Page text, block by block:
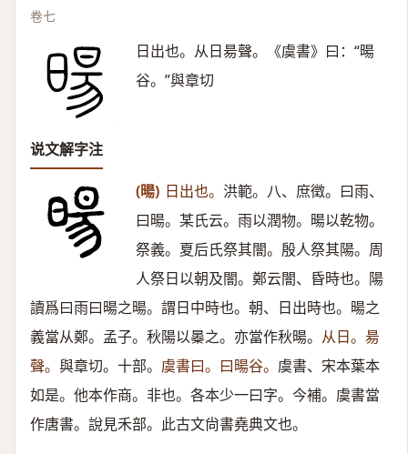
卷七
日出也。从日昜聲。《虞書》曰：“暘
谷。”與章切
说文解字注
(暘) 日出也。 洪範。八、庶徵。曰雨、
曰暘。某氏云。雨以潤物。暘以乾物。
祭義。夏后氏祭其闇。殷人祭其陽。周
人祭日以朝及闇。鄭云闇、昏時也。陽
讀爲曰雨曰暘之暘。謂日中時也。朝、日出時也。暘之
義當从鄭。孟子。秋陽以㬥之。亦當作秋暘。 从日。昜
聲。 與章切。十部。 虞書曰。曰暘谷。 虞書、宋本葉本
如是。他本作商。非也。各本少一曰字。今補。虞書當
作唐書。說見禾部。此古文尙書堯典文也。